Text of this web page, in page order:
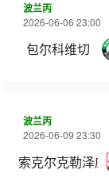
波兰丙
2026-06-06 23:00
包尔科维切
波兰丙
2026-06-09 23:30
索克尔克勒泽威